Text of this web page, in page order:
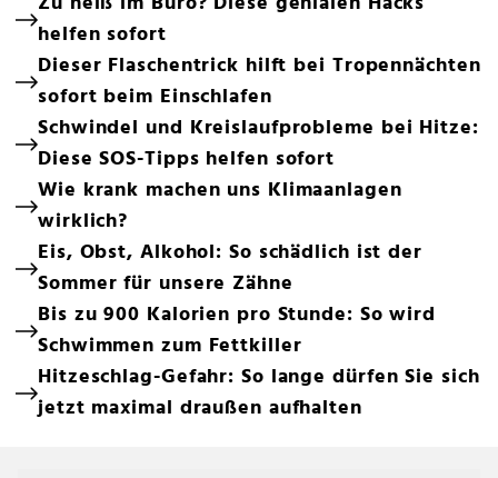
helfen sofort
Dieser Flaschentrick hilft bei Tropennächten
sofort beim Einschlafen
Schwindel und Kreislaufprobleme bei Hitze:
Diese SOS-Tipps helfen sofort
Wie krank machen uns Klimaanlagen
wirklich?
Eis, Obst, Alkohol: So schädlich ist der
Sommer für unsere Zähne
Bis zu 900 Kalorien pro Stunde: So wird
Schwimmen zum Fettkiller
Hitzeschlag-Gefahr: So lange dürfen Sie sich
jetzt maximal draußen aufhalten